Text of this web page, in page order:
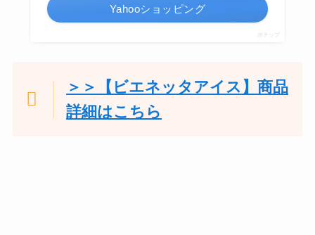
Yahooショッピング
ポチップ
＞＞【ビエネッタアイス】商品
詳細はこちら